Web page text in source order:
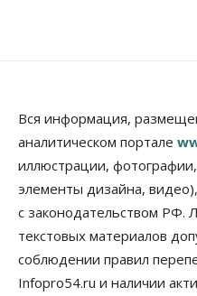
Бизнес
Правительство России
выпуск бензина «Евро-
06 Августа 2026, 14:00
Общество
«За тех, у
настоящая борьба»:
обзванивают
перед зачислением
06 Августа 2026, 13:00
Вся информация,
аналитическом портале
иллюстрации,
элементы дизайна,
с законодательством РФ.
текстовых материалов
соблюдении правил
Infopro54.ru и наличии